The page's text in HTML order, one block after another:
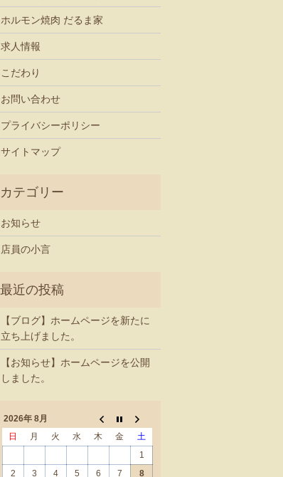
ホルモン焼肉 だるま家
求人情報
こだわり
お問い合わせ
プライバシーポリシー
サイトマップ
お知らせ
店員の小言
【ブログ】ホームページを新たに
立ち上げました。
【お知らせ】ホームページを公開
しました。
2026年 8月
日
月 火 水 木 金
土
1
2
3 4 5 6 7 8